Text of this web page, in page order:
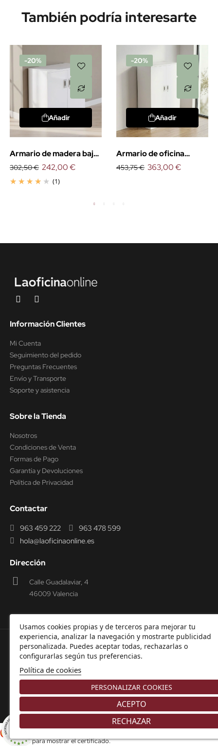
También podría interesarte
-20%
Añadir
Armario de madera bajo
con puertas
302,50 €
(1)
242,00 €
-20%
Añadir
Armario de oficina
medio con puertas
453,75 € 363,00 €
Usamos cookies propias y de terceros para mejorar tu
experiencia, analizar la navegación y mostrarte publicidad
personalizada. Puedes aceptar todas, rechazarlas o
configurarlas según tus preferencias.
Política de cookies
PERSONALIZAR COOKIES
RECHAZAR
ACEPTO
Información Clientes
Mi Cuenta
Seguimiento del pedido
Preguntas Frecuentes
Envío y Transporte
Soporte y asistencia
Sobre la Tienda
Nosotros
Condiciones de Venta
Formas de Pago
Garantía y Devoluciones
Política de Privacidad
Contactar
963 459 222
963 478 599
hola@laoficinaonline.es
Dirección
Calle Guadalaviar, 4
46009 Valencia
© 2000-2026 Laoficinaonline.SIDEOFFICE, S.L. CIF
B98914336 - Aviso Legal -Política de cookies
Privacidad
Comerciante aprobado por la Sociedad de Opiniones Contrastadas,haga
clic aquí para mostrar el certificado.
8.9/10